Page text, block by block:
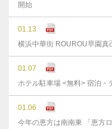
開始
01.13
横浜中華街 ROUROU早園真
01.07
ホテル駐車場 <無料> 宿泊・
01.06
今年の恵方は南南東 「恵方